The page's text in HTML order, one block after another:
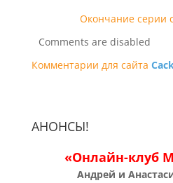
Окончание серии
Comments are disabled
Комментарии для сайта
АНОНСЫ!
«Онлайн-клуб
Андрей и